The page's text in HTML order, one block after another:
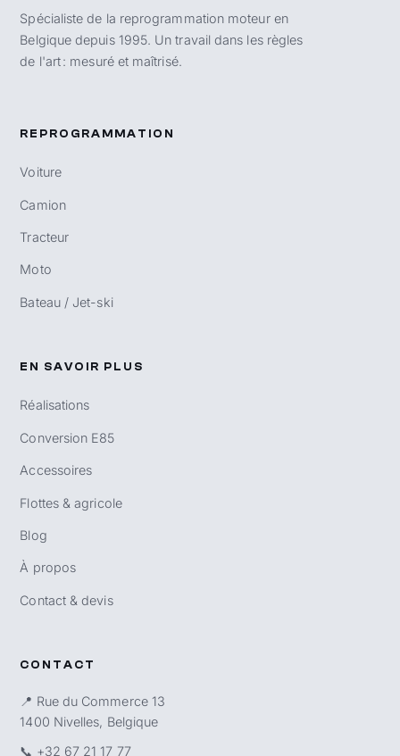
Spécialiste de la reprogrammation moteur en
Belgique depuis 1995. Un travail dans les règles
de l'art : mesuré et maîtrisé.
REPROGRAMMATION
Voiture
Camion
Tracteur
Moto
Bateau / Jet-ski
EN SAVOIR PLUS
Réalisations
Conversion E85
Accessoires
Flottes & agricole
Blog
À propos
Contact & devis
CONTACT
📍 Rue du Commerce 13
1400 Nivelles, Belgique
📞 +32 67 21 17 77